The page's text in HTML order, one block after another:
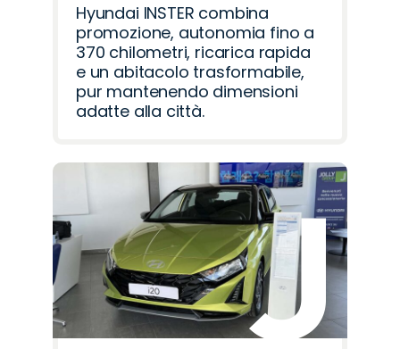
Hyundai INSTER combina
promozione, autonomia fino a
370 chilometri, ricarica rapida
e un abitacolo trasformabile,
pur mantenendo dimensioni
adatte alla città.